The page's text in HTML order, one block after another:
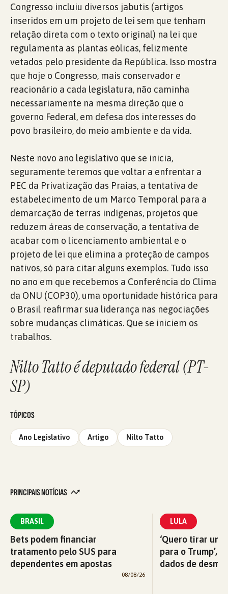
Congresso incluiu diversos jabutis (artigos
inseridos em um projeto de lei sem que tenham
relação direta com o texto original) na lei que
regulamenta as plantas eólicas, felizmente
vetados pelo presidente da República. Isso mostra
que hoje o Congresso, mais conservador e
reacionário a cada legislatura, não caminha
necessariamente na mesma direção que o
governo Federal, em defesa dos interesses do
povo brasileiro, do meio ambiente e da vida.
Neste novo ano legislativo que se inicia,
seguramente teremos que voltar a enfrentar a
PEC da Privatização das Praias, a tentativa de
estabelecimento de um Marco Temporal para a
demarcação de terras indígenas, projetos que
reduzem áreas de conservação, a tentativa de
acabar com o licenciamento ambiental e o
projeto de lei que elimina a proteção de campos
nativos, só para citar alguns exemplos. Tudo isso
no ano em que recebemos a Conferência do Clima
da ONU (COP30), uma oportunidade histórica para
o Brasil reafirmar sua liderança nas negociações
sobre mudanças climáticas. Que se iniciem os
trabalhos.
Nilto Tatto é deputado federal (PT-
SP)
TÓPICOS
Ano Legislativo Artigo Nilto Tatto
PRINCIPAIS NOTÍCIAS
BRASIL
Bets podem financiar
tratamento pelo SUS para
dependentes em apostas
08/08/26
LULA
‘Quero tirar
para o Trump’,
dados de